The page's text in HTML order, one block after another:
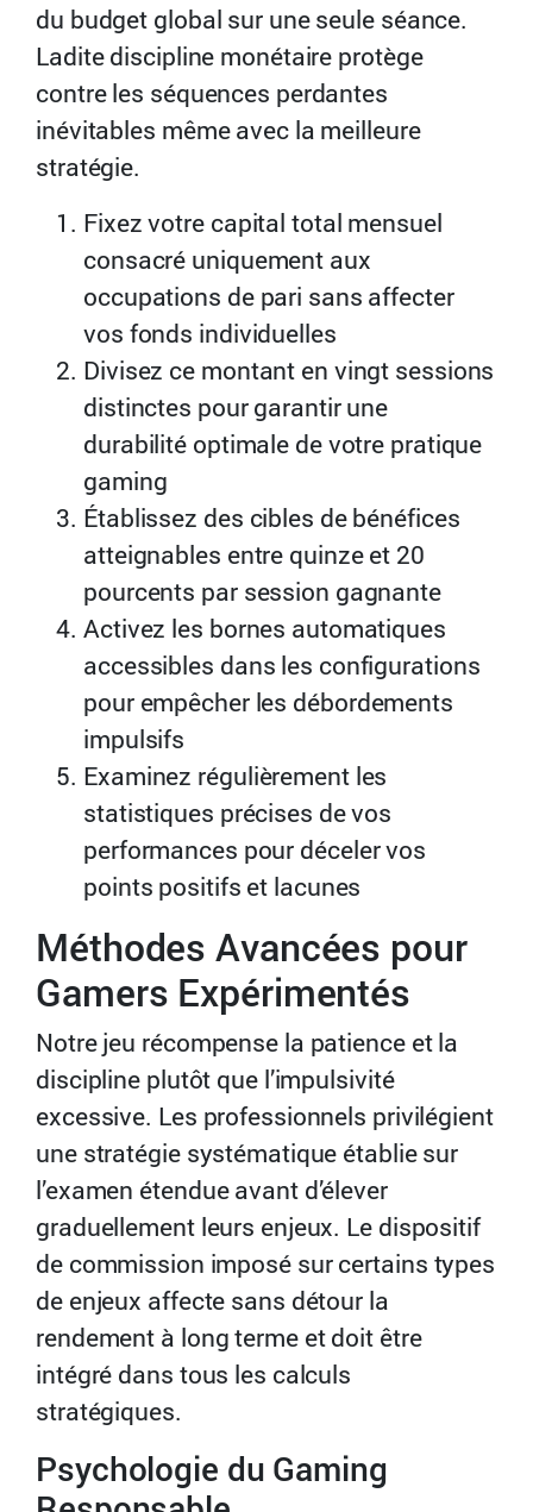
du budget global sur une seule séance.
Ladite discipline monétaire protège
contre les séquences perdantes
inévitables même avec la meilleure
stratégie.
Fixez votre capital total mensuel
consacré uniquement aux
occupations de pari sans affecter
vos fonds individuelles
Divisez ce montant en vingt sessions
distinctes pour garantir une
durabilité optimale de votre pratique
gaming
Établissez des cibles de bénéfices
atteignables entre quinze et 20
pourcents par session gagnante
Activez les bornes automatiques
accessibles dans les configurations
pour empêcher les débordements
impulsifs
Examinez régulièrement les
statistiques précises de vos
performances pour déceler vos
points positifs et lacunes
Méthodes Avancées pour
Gamers Expérimentés
Notre jeu récompense la patience et la
discipline plutôt que l’impulsivité
excessive. Les professionnels privilégient
une stratégie systématique établie sur
l’examen étendue avant d’élever
graduellement leurs enjeux. Le dispositif
de commission imposé sur certains types
de enjeux affecte sans détour la
rendement à long terme et doit être
intégré dans tous les calculs
stratégiques.
Psychologie du Gaming